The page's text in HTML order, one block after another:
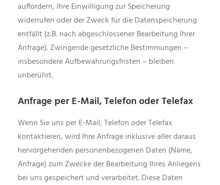
auffordern, Ihre Einwilligung zur Speicherung
widerrufen oder der Zweck für die Datenspeicherung
entfällt (z.B. nach abgeschlossener Bearbeitung Ihrer
Anfrage). Zwingende gesetzliche Bestimmungen –
insbesondere Aufbewahrungsfristen – bleiben
unberührt.
Anfrage per E-Mail, Telefon oder Telefax
Wenn Sie uns per E-Mail, Telefon oder Telefax
kontaktieren, wird Ihre Anfrage inklusive aller daraus
hervorgehenden personenbezogenen Daten (Name,
Anfrage) zum Zwecke der Bearbeitung Ihres Anliegens
bei uns gespeichert und verarbeitet. Diese Daten